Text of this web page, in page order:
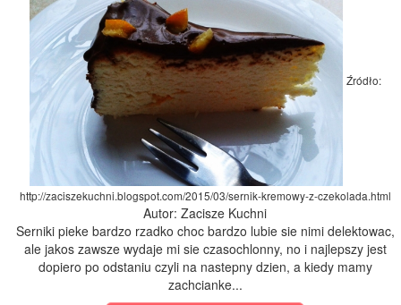
Źródło:
http://zaciszekuchni.blogspot.com/2015/03/sernik-kremowy-z-czekolada.html
Autor: Zacisze Kuchni
Serniki pieke bardzo rzadko choc bardzo lubie sie nimi delektowac,
ale jakos zawsze wydaje mi sie czasochlonny, no i najlepszy jest
dopiero po odstaniu czyli na nastepny dzien, a kiedy mamy
zachcianke...